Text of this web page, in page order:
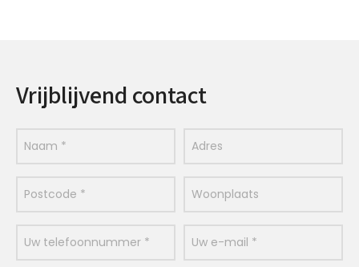
Vrijblijvend contact